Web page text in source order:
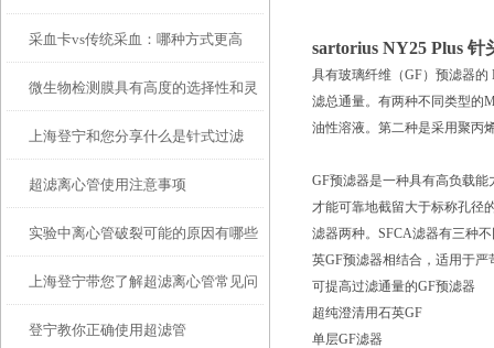
采血卡vs传统采血：哪种方式更高
效？
微生物检测膜具有高度的选择性和灵
敏度
上海登宁和您分享什么是针式过滤
器？
超滤离心管使用注意事项
实验中离心管破裂可能的原因有哪些
上海登宁带您了解超滤离心管常见问
题及解决方法
登宁教你正确使用超滤管
sartorius NY25 Plus 针
具有玻璃纤维（GF）预滤器
滤总通量。有两种不同类型的
油性溶液。第二种是采用聚丙
GF预滤器是一种具有高负载
才能可靠地截留大于标称孔径
滤器两种。SFCA滤器有三种
英GF预滤器相结合，适用于
可提高过滤通量的GF预滤器
超纯澄清用石英GF
单层GF滤器